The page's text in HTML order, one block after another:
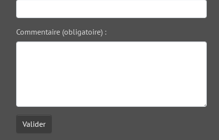
Commentaire (obligatoire) :
Valider